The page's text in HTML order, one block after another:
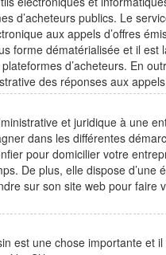
d’acheteurs publics. Le
aux appels d’offres
forme dématérialisée et il
d’acheteurs. En
des réponses aux
et juridique à une
dans les différentes
pour domicilier votre
De plus, elle dispose
sur son site web pour
est une chose importante et